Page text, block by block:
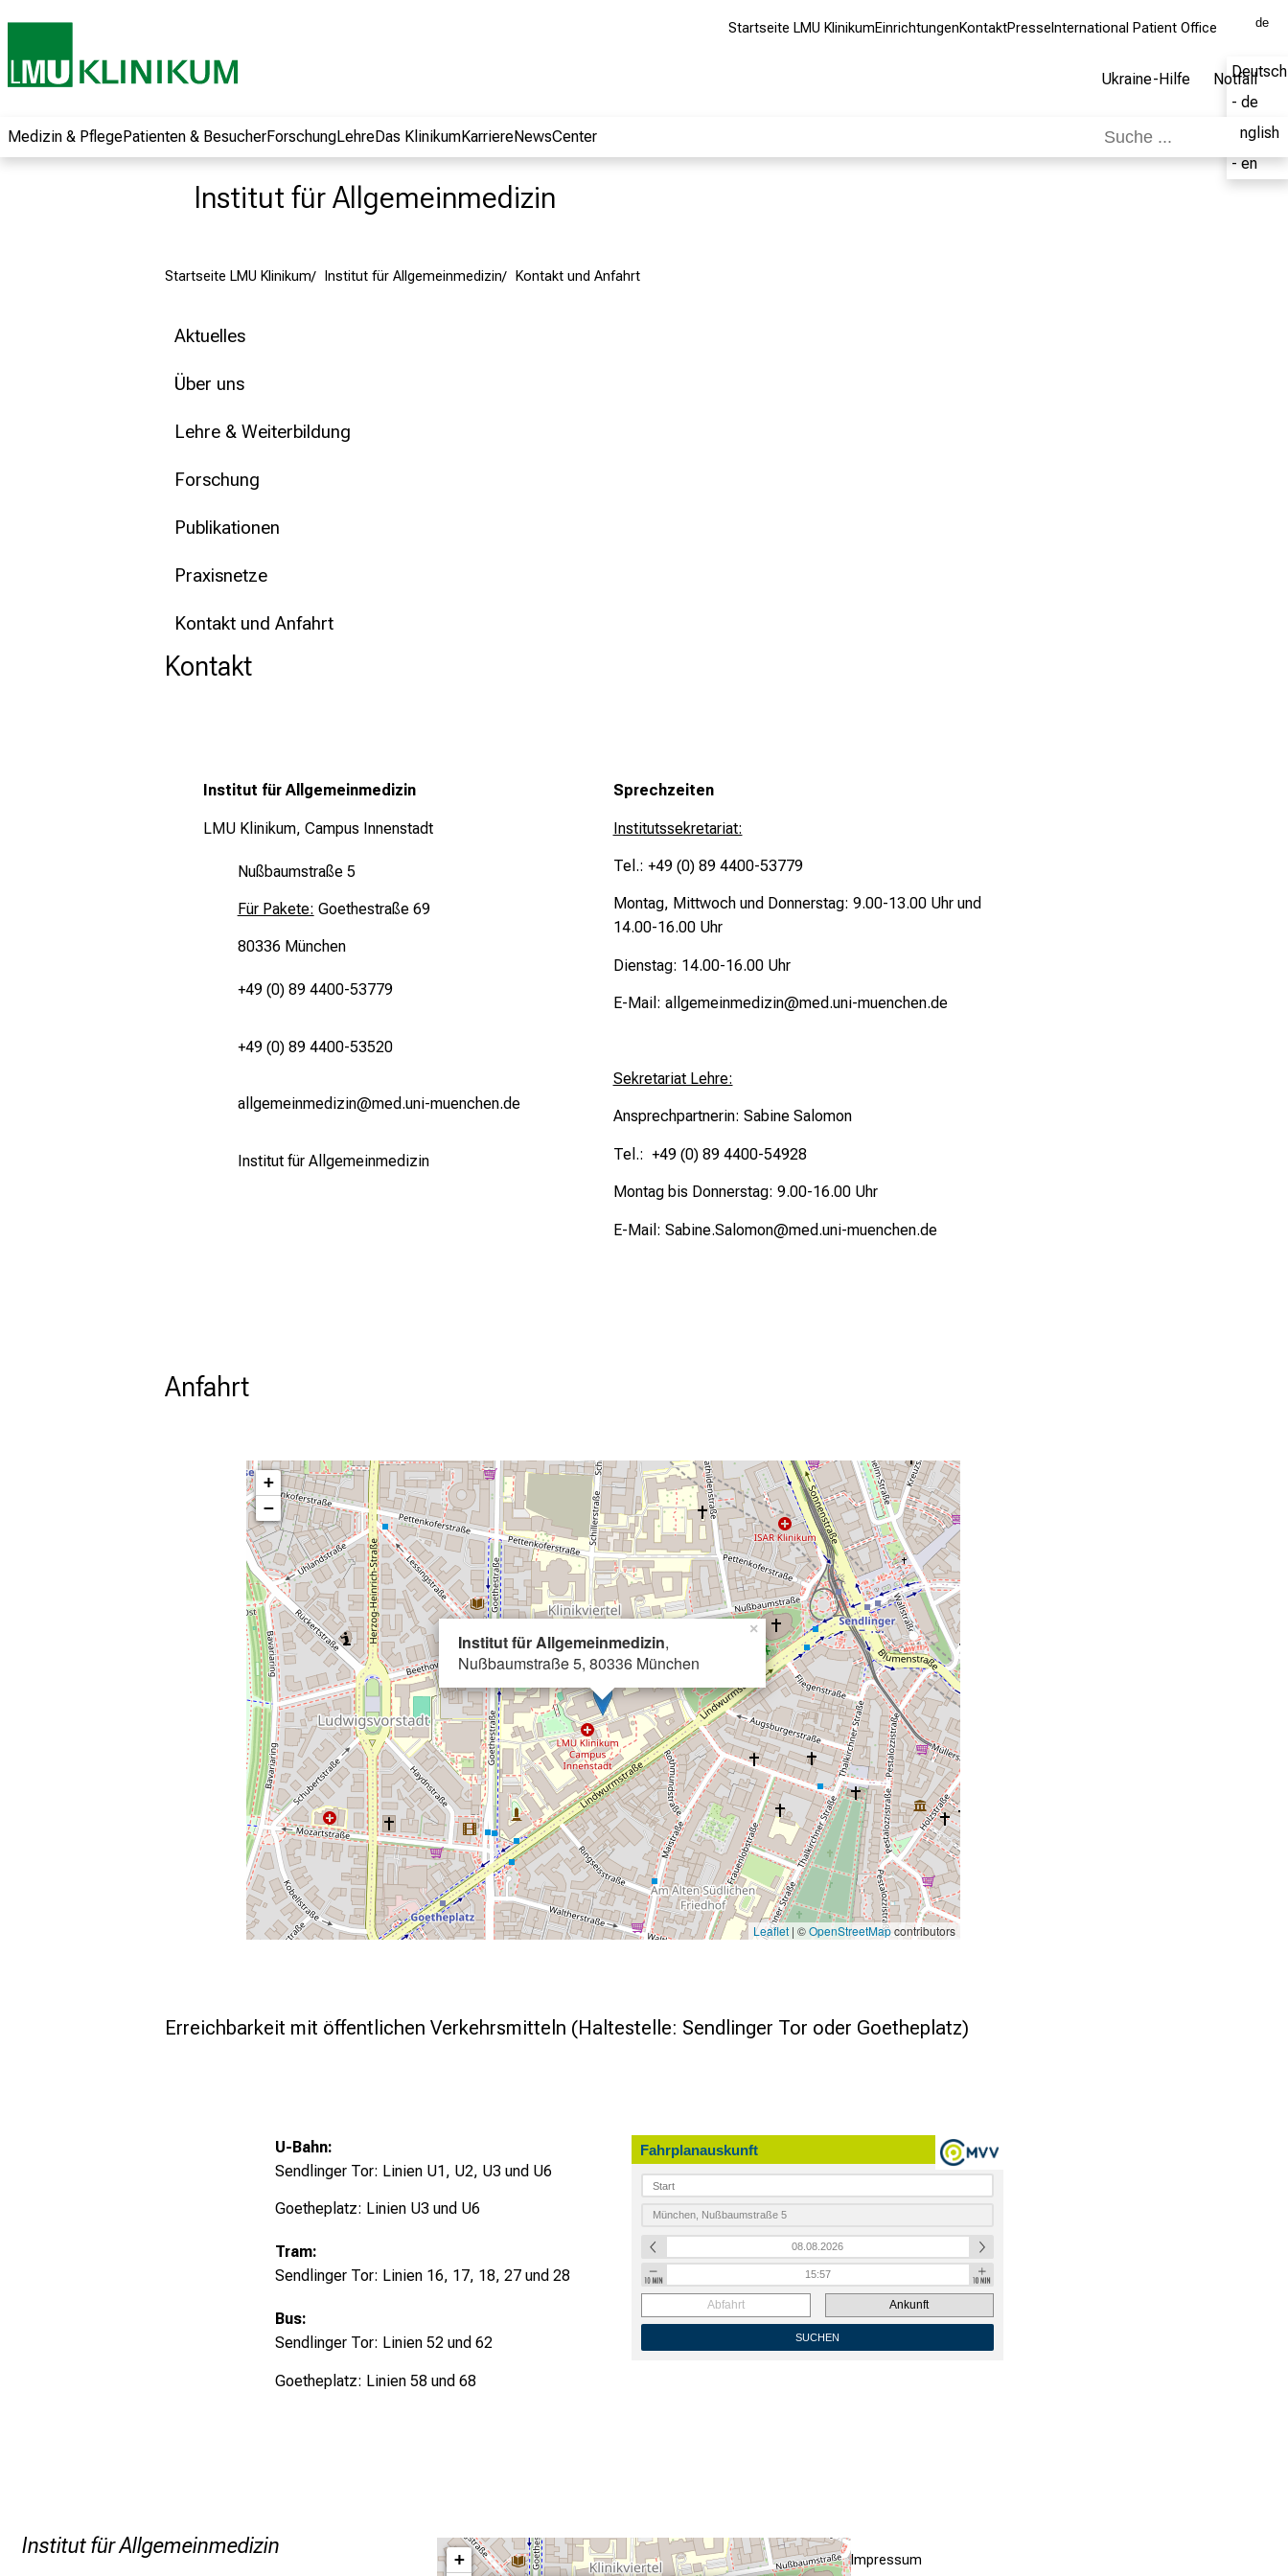
Startseite LMU KlinikumEinrichtungenKontaktPresse International Patient Office de
Deutsch
- de
English
- en
Ukraine-Hilfe Notfall
Medizin & PflegePatienten & BesucherForschungLehreDas KlinikumKarriereNewsCenter
Institut für Allgemeinmedizin
Startseite LMU Klinikum Institut für Allgemeinmedizin Kontakt und Anfahrt
Aktuelles
Über uns
Lehre & Weiterbildung
Forschung
Publikationen
Praxisnetze
Kontakt und Anfahrt
Kontakt
Institut für Allgemeinmedizin
LMU Klinikum, Campus Innenstadt
Nußbaumstraße 5
Für Pakete: Goethestraße 69
80336 München
+49 (0) 89 4400-53779
+49 (0) 89 4400-53520
allgemeinmedizin@med.uni-muenchen.de
Institut für Allgemeinmedizin
Sprechzeiten
Institutssekretariat:
Tel.: +49 (0) 89 4400-53779
Montag, Mittwoch und Donnerstag: 9.00-13.00 Uhr und
14.00-16.00 Uhr
Dienstag: 14.00-16.00 Uhr
E-Mail: allgemeinmedizin@med.uni-muenchen.de
Sekretariat Lehre:
Ansprechpartnerin: Sabine Salomon
Tel.: +49 (0) 89 4400-54928
Montag bis Donnerstag: 9.00-16.00 Uhr
E-Mail: Sabine.Salomon@med.uni-muenchen.de
Anfahrt
Institut für Allgemeinmedizin,
Nußbaumstraße 5, 80336 München
×
+
−
Leaflet | ©OpenStreetMapcontributors
Erreichbarkeit mit öffentlichen Verkehrsmitteln (Haltestelle: Sendlinger Tor oder Goetheplatz)
U-Bahn:
Sendlinger Tor: Linien U1, U2, U3 und U6
Goetheplatz: Linien U3 und U6
Tram:
Sendlinger Tor: Linien 16, 17, 18, 27 und 28
Bus:
Sendlinger Tor: Linien 52 und 62
Goetheplatz: Linien 58 und 68
Fahrplanauskunft
Abfahrt Ankunft
SUCHEN
Informationen zu
Jobs, Ausbildungen
Weiterbildungen.
Kommen Sie
begeistern – ganz
ohne Anmeldung.
mehr Informationen
Institut für Allgemeinmedizin
+
Impressum